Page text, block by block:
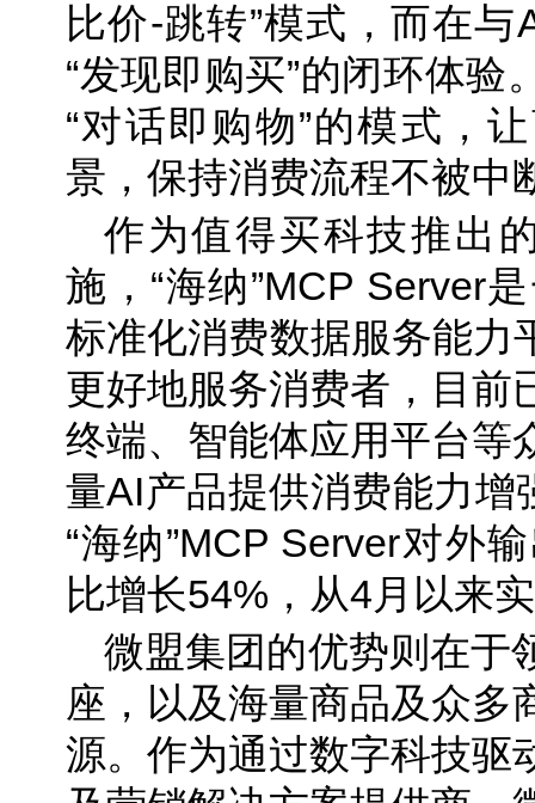
比价-跳转”模式，而在
“发现即购买”的闭环体验
“对话即购物”的模式，
景，保持消费流程不被中
作为值得买科技推出
施，“海纳”MCP Server
标准化消费数据服务能力
更好地服务消费者，目前
终端、智能体应用平台等
量AI产品提供消费能力增
“海纳”MCP Server对外
比增长54%，从4月以来
微盟集团的优势则在于
座，以及海量商品及众多
源。作为通过数字科技驱